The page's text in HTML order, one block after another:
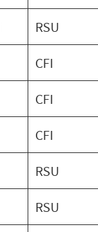
RSU
CFI
CFI
CFI
RSU
RSU